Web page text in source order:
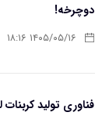
دوچرخه!
۱۴۰۵/۰۵/۱۶ ۱۸:۱۶
فناوری تولید کربنات